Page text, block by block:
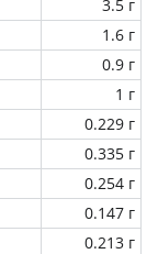
3.5 г
1.6 г
0.9 г
1 г
0.229 г
0.335 г
0.254 г
0.147 г
0.213 г